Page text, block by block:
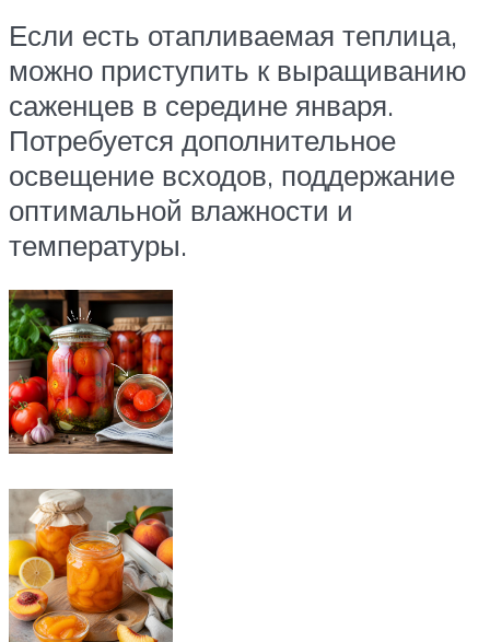
Если есть отапливаемая теплица,
можно приступить к выращиванию
саженцев в середине января.
Потребуется дополнительное
освещение всходов, поддержание
оптимальной влажности и
температуры.